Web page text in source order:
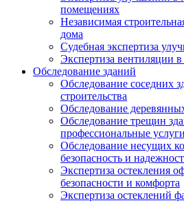
помещениях
Независимая
дома
Судебная экспертиза
Экспертиза вентиляции
Обследование зданий
Обследование соседних
строительства
Обследование
Обследование трещин
профессиональные услуги
Обследование несущих
безопасность и
Экспертиза остекления
безопасности и комфорта
Экспертиза остеклений